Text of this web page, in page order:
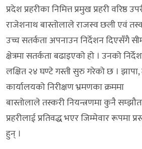
प्रदेश प्रहरीका निमित्त प्रमुख प्रहरी वरिष्ठ
राजेशनाथ बास्तोलाले राजस्व छली एवं
उच्च सतर्कता अपनाउन निर्देशन दिएसँगै
क्षेत्रमा सतर्कता बढाइएको हो । उनको
लक्षित २४ घण्टे गस्ती सुरु गरेको छ । झापा,
कार्यालयको निरीक्षण भ्रमणका क्रममा
बास्तोलाले तस्करी नियन्त्रणमा कुनै
प्रहरीलाई प्रतिवद्ध भएर जिम्मेवार रूपमा
हुन् ।